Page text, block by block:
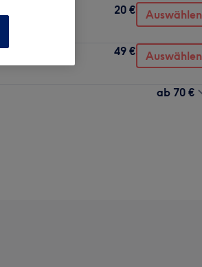
20 € Auswählen
49 € Auswählen
ab 70 €